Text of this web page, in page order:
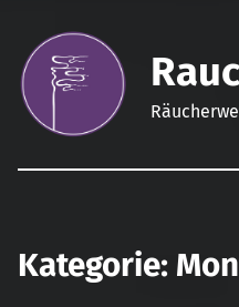
Kategorie: